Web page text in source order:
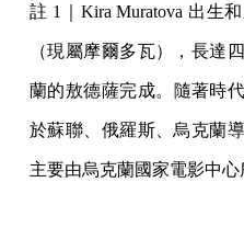
註 1｜Kira Muratova 出生
（現屬摩爾多瓦），長達
蘭的敖德薩完成。隨著時
於蘇聯、俄羅斯、烏克蘭
主要由烏克蘭國家電影中心